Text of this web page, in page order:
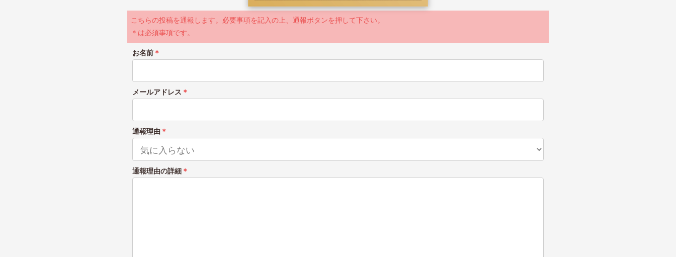
こちらの投稿を通報します。必要事項を記入の上、通報ボタンを押して下さい。
＊は必須事項です。
お名前 ＊
メールアドレス ＊
通報理由 ＊
通報理由の詳細 ＊